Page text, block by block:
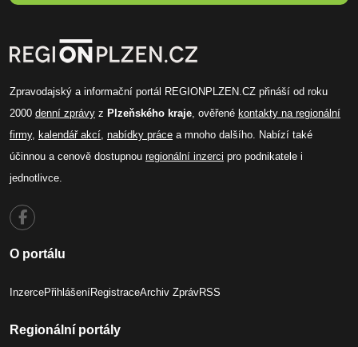
Zpravodajský a informační portál REGIONPLZEN.CZ přináší od roku
2000 denní zprávy z Plzeňského kraje, ověřené kontakty na regionální
firmy, kalendář akcí, nabídky práce a mnoho dalšího. Nabízí také
účinnou a cenově dostupnou regionální inzerci pro podnikatele i
jednotlivce.
O portálu
InzercePřihlášeníRegistraceArchiv ZprávRSS
Regionální portály